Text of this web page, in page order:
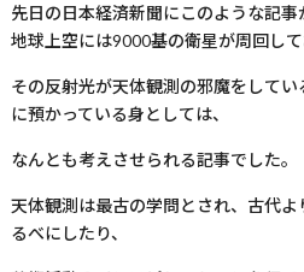
先日の日本経済新聞にこのような記
地球上空には9000基の衛星が周回して
その反射光が天体観測の邪魔をしてい
に預かっている身としては、
なんとも考えさせられる記事でした。
天体観測は最古の学問とされ、古代
るべにしたり、